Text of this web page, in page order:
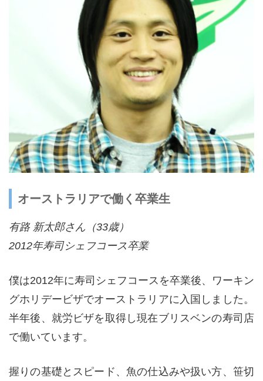
オーストラリアで働く卒業生
有路 新太郎さん（33歳）
2012年寿司シェフコース卒業
僕は2012年に寿司シェフコースを卒業後、ワーキン
グホリデービザでオーストラリアに入国しました。
半年後、就労ビザを取得し現在ブリスベンの寿司店
で働いています。
握りの基礎とスピード、魚の仕込みや扱い方、笹切